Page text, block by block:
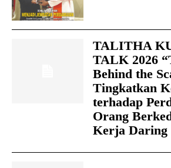
TALITHA
TALK 2026
Behind the
Tingkatkan
terhadap
Orang
Kerja Daring